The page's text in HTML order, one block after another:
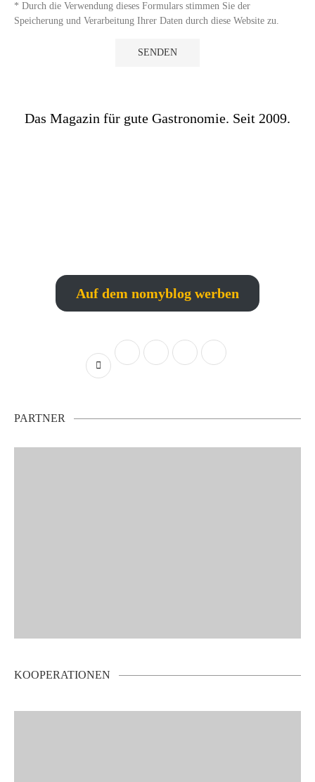
* Durch die Verwendung dieses Formulars stimmen Sie der
Speicherung und Verarbeitung Ihrer Daten durch diese Website zu.
Das Magazin für gute Gastronomie. Seit 2009.
Auf dem nomyblog werben
PARTNER
KOOPERATIONEN